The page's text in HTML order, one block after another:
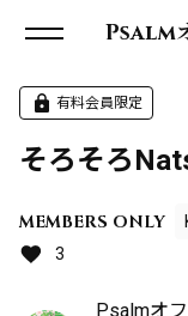
Psalm
有料会員限定
そろそろ
MEMBERS ONLY
3
Psalmオ